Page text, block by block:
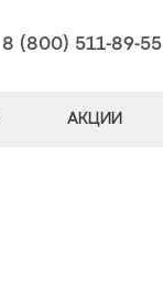
8 (800) 511-89-55
АКЦИИ